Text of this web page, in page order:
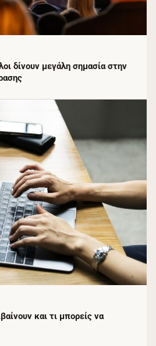
δίνουν μεγάλη σημασία στην
και τι μπορείς να